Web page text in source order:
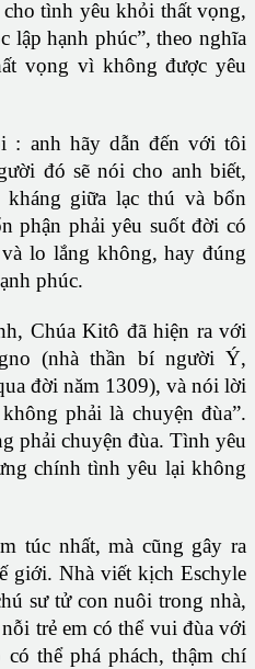
tình yêu khỏi thất vọng,
lập hạnh phúc”, theo nghĩa
vọng vì không được yêu
: anh hãy dẫn đến với tôi
đó sẽ nói cho anh biết,
giữa lạc thú và bổn
phận phải yêu suốt đời có
lo lắng không, hay đúng
phúc.
Chúa Kitô đã hiện ra với
(nhà thần bí người Ý,
đời năm 1309), và nói lời
phải là chuyện đùa”.
phải chuyện đùa. Tình yêu
chính tình yêu lại không
túc nhất, mà cũng gây ra
giới. Nhà viết kịch Eschyle
sư tử con nuôi trong nhà,
trẻ em có thể vui đùa với
thể phá phách, thậm chí